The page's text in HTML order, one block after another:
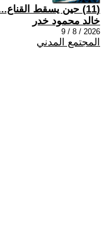
(11) حين يسقط القناع... ويتكلم الزمن
خالد محمود خدر
2026 / 8 / 9
المجتمع المدني